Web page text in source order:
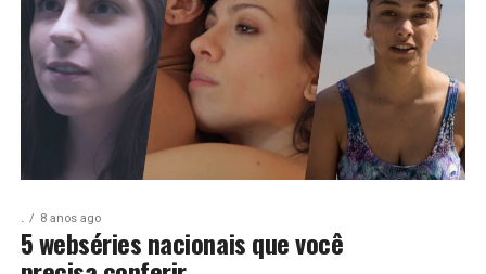
. 8 anos ago
5 webséries nacionais que você